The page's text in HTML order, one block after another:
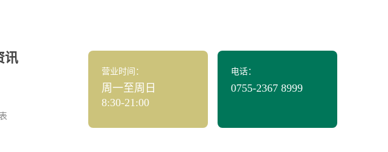
讯
营业时间：
周一至周日
8:30-21:00
电话：
0755-2367 8999